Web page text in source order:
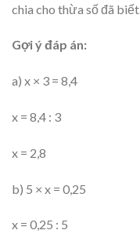
chia cho thừa số đã biết.
Gợi ý đáp án:
a) x × 3 = 8,4
x = 8,4 : 3
x = 2,8
b) 5 × x = 0,25
x = 0,25 : 5